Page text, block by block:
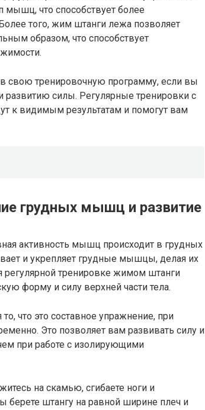
мышц, что способствует более
того, жим штанги лежа позволяет
образом, что способствует
свою тренировочную программу, если вы
силы. Регулярные тренировки с
к видимым результатам и помогут вам
грудных мышц и развитие
активность мышц происходит в грудных
и укрепляет грудные мышцы, делая их
тренировке жимом штанги
форму и силу верхней части тела.
что это составное упражнение, при
Это позволяет вам развивать силу и
при работе с изолирующими
на скамью, сгибаете ноги и
берете штангу на равной ширине плеч и